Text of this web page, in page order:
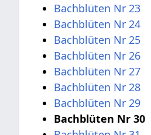
Bachblüten Nr 23
Bachblüten Nr 24
Bachblüten Nr 25
Bachblüten Nr 26
Bachblüten Nr 27
Bachblüten Nr 28
Bachblüten Nr 29
Bachblüten Nr 30